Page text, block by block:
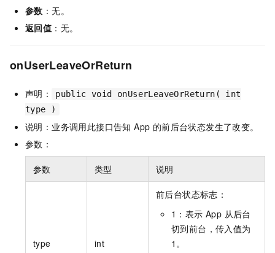
参数 ：无。
返回值 ：无。
onUserLeaveOrReturn
声明：
public void onUserLeaveOrReturn( int
type )
说明：业务调用此接口告知 App 的前后台状态发生了改变。
参数：
参数 类型 说明
type int
前后台状态标志：
1：表示 App 从后台
切到前台，传入值为
1。